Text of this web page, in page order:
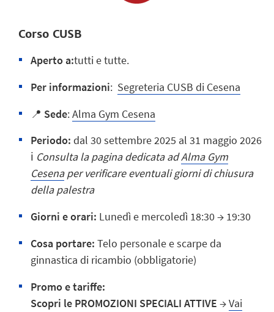
Corso CUSB
Aperto a:tutti e tutte.
Per informazioni: Segreteria CUSB di Cesena
📍 Sede:Alma Gym Cesena
Periodo: dal 30 settembre 2025 al 31 maggio 2026
ℹ️ Consulta la pagina dedicata adAlma Gym
Cesenaper verificare eventuali giorni di chiusura
della palestra
Giorni e orari: Lunedì e mercoledì 18:30 → 19:30
Cosa portare: Telo personale e scarpe da
ginnastica di ricambio (obbligatorie)
Promo e tariffe:
Scopri le PROMOZIONI SPECIALI ATTIVE →Vai